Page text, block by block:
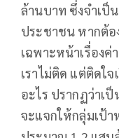
ล้านบาท ซึ่งจำเป็น
ประชาชน หากต้อ
เฉพาะหน้าเรื่อง
เราไม่ติด แต่ติดใจ
อะไร ปรากฏว่าเ
จะแจกให้กลุ่มเป้า